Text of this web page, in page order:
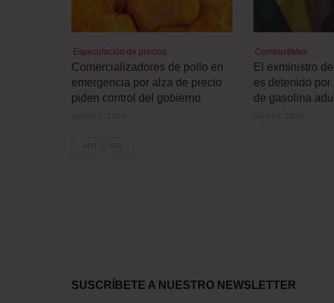
Especulación de precios
Comercializadores de pollo en
emergencia por alza de precio
piden control del gobierno
Combustibles
El exministro
es detenido
de gasolina
SUSCRÍBETE A NUESTRO NEWSLETTER